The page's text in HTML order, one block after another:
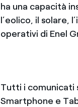
ha una capacità
l’eolico, il solare,
operativi di Enel
Tutti i comunicati
Smartphone e